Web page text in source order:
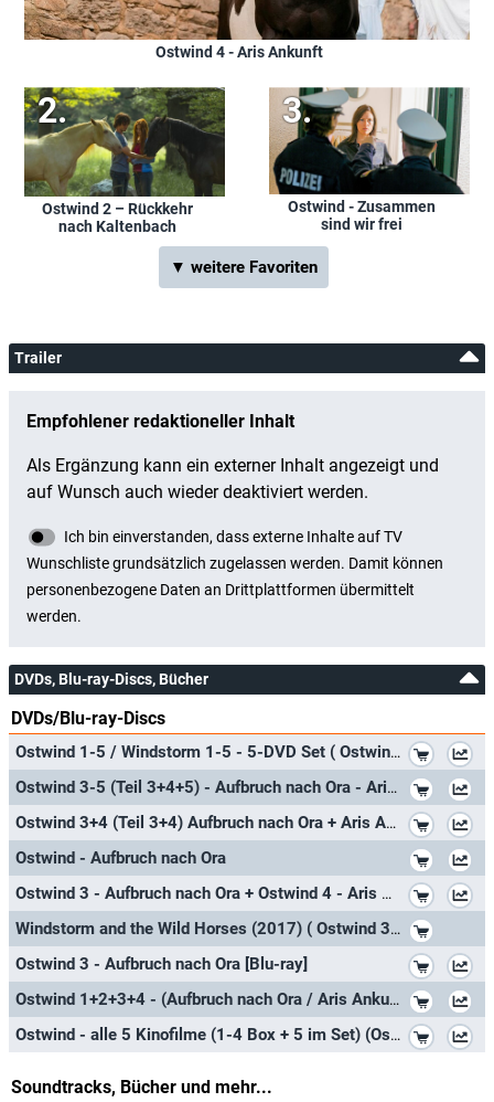
Ostwind 4 - Aris Ankunft
Ostwind 2 – Rückkehr
nach Kaltenbach
Ostwind - Zusammen
sind wir frei
▼ weitere Favoriten
Trailer
DVDs, Blu-ray-Discs, Bücher
DVDs/Blu-ray-Discs
Ostwind 1-5 / Windstorm 1-5 - 5-DVD Set ( Ostwind / Ostwind 2 / Ostwind 3 - Aufbruch nach Ora / Ostwind - Aris Ankunft / Ostwin
Ostwind 3-5 (Teil 3+4+5) - Aufbruch nach Ora - Aris Ankunft - Der große Orkan [3-DVD]
Ostwind 3+4 (Teil 3+4) Aufbruch nach Ora + Aris Ankunft [2-DVD]
Ostwind - Aufbruch nach Ora
Ostwind 3 - Aufbruch nach Ora + Ostwind 4 - Aris Ankunft
Windstorm and the Wild Horses (2017) ( Ostwind 3: Aufbruch nach Ora ) (Blu-Ray)
Ostwind 3 - Aufbruch nach Ora [Blu-ray]
Ostwind 1+2+3+4 - (Aufbruch nach Ora / Aris Ankunft) - alle 4 Kinofilme im Set (4 Blu-ray)
Ostwind - alle 5 Kinofilme (1-4 Box + 5 im Set) (Ostwind 1 / Ostwind 2 / Aufbruch nach Ora / Aris Ankunft / Der große Orkan) im
Soundtracks, Bücher und mehr...